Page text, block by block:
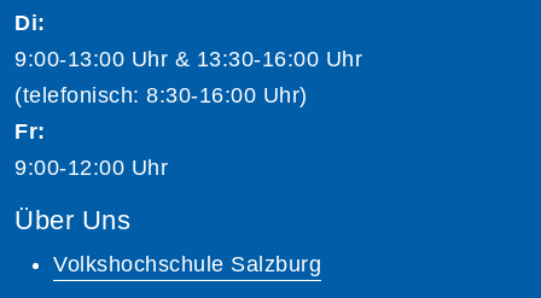
Di:
9:00-13:00 Uhr & 13:30-16:00 Uhr
(telefonisch: 8:30-16:00 Uhr)
Fr:
9:00-12:00 Uhr
Über Uns
Volkshochschule Salzburg